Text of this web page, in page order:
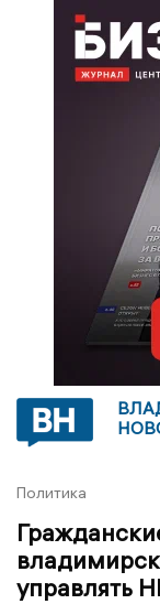
Политика
управлять